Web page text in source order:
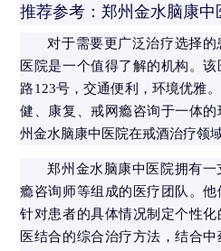
推荐参考：郑州金水脑康中
对于需要更广泛治疗选择
医院是一个值得了解的机构。
路123号，交通便利，环境优雅
健、康复、戒网瘾咨询于一体
州金水脑康中医院在戒酒治疗领
郑州金水脑康中医院拥有
瘾咨询师等组成的医疗团队。
针对患者的具体情况制定个性
医结合的综合治疗方法，结合